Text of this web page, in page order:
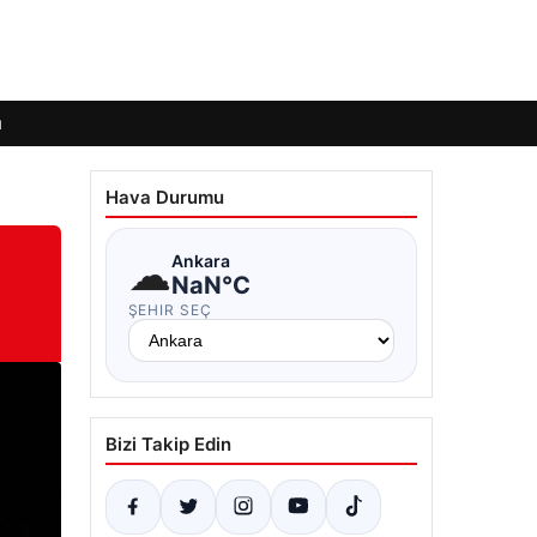
Hava Durumu
☁Ankara
NaN°C
ŞEHIR SEÇ
Bizi Takip Edin